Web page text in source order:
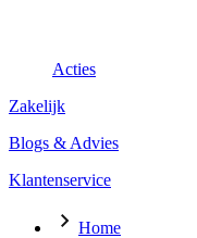
Acties
Zakelijk
Blogs & Advies
Klantenservice
Home